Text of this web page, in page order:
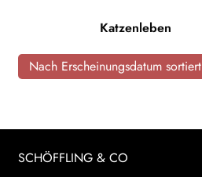
NEWSLETTER
Search:
Katzenleben
Nach Erscheinungsdatum sortiert
SCHÖFFLING & CO